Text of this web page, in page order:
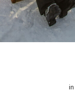
in